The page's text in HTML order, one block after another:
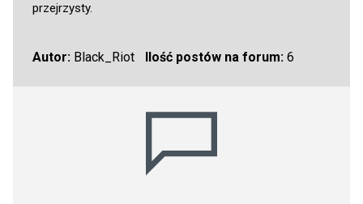
przejrzysty.
Autor: Black_Riot Ilość postów na forum:6